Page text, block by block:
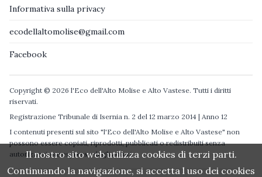
Informativa sulla privacy
ecodellaltomolise@gmail.com
Facebook
Copyright © 2026 l'Eco dell'Alto Molise e Alto Vastese. Tutti i diritti
riservati.
Registrazione Tribunale di Isernia n. 2 del 12 marzo 2014 | Anno 12
I contenuti presenti sul sito "l'Eco dell'Alto Molise e Alto Vastese" non
possono essere copiati, riprodotti, pubblicati o redistribuiti senza
autorizzazione espressa degli autori.
Il nostro sito web utilizza cookies di terzi parti.
Continuando la navigazione, si accetta l uso dei cookies